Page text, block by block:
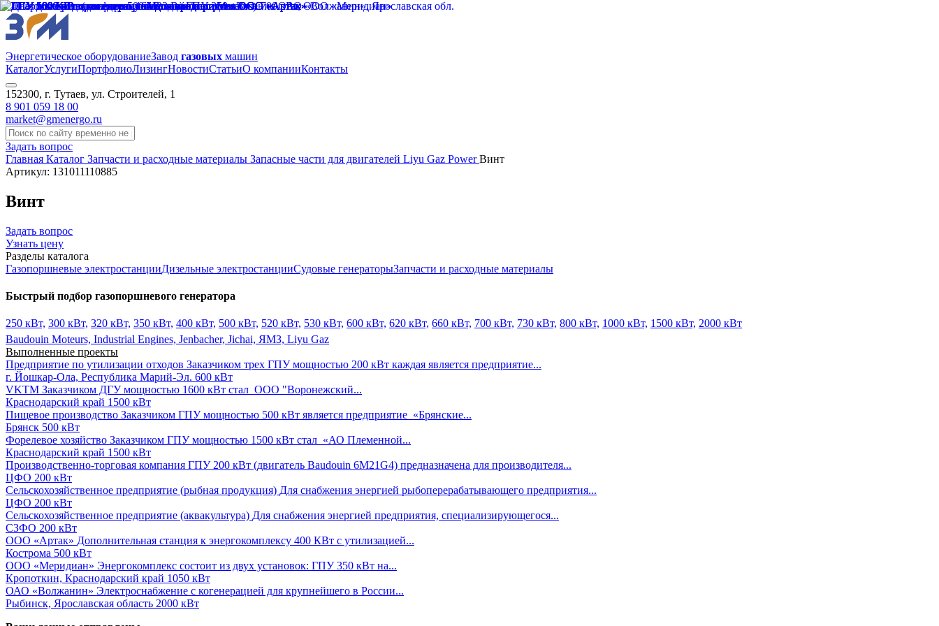
Энергетическое оборудованиеЗавод газовых машин
КаталогУслугиПортфолиоЛизингНовостиСтатьиО компанииКонтакты
152300, г. Тутаев, ул. Строителей, 1
8 901 059 18 00
market@gmenergo.ru
Задать вопрос
Главная Каталог Запчасти и расходные материалы Запасные части для двигателей Liyu Gaz PowerВинт
Артикул: 131011110885
Винт
Задать вопрос
Узнать цену
Разделы каталога
Газопоршневые электростанцииДизельные электростанцииСудовые генераторыЗапчасти и расходные материалы
Быстрый подбор газопоршневого генератора
250 кВт, 300 кВт, 320 кВт, 350 кВт, 400 кВт, 500 кВт, 520 кВт, 530 кВт, 600 кВт, 620 кВт, 660 кВт, 700 кВт, 730 кВт, 800 кВт, 1000 кВт, 1500 кВт, 2000 кВт
Baudouin Moteurs, Industrial Engines, Jenbacher, Jichai, ЯМЗ, Liyu Gaz
Выполненные проекты
Предприятие по утилизации отходов Заказчиком трех ГПУ мощностью 200 кВт каждая является предприятие...
г. Йошкар-Ола, Республика Марий-Эл. 600 кВт
VKTM Заказчиком ДГУ мощностью 1600 кВт стал ООО "Воронежский...
Краснодарский край 1500 кВт
Пищевое производство Заказчиком ГПУ мощностью 500 кВт является предприятие «Брянские...
Брянск 500 кВт
Форелевое хозяйство Заказчиком ГПУ мощностью 1500 кВт стал «АО Племенной...
Краснодарский край 1500 кВт
Производственно-торговая компания ГПУ 200 кВт (двигатель Baudouin 6M21G4) предназначена для производителя...
ЦФО 200 кВт
Сельскохозяйственное предприятие (рыбная продукция) Для снабжения энергией рыбоперерабатывающего предприятия...
ЦФО 200 кВт
Сельскохозяйственное предприятие (аквакультура) Для снабжения энергией предприятия, специализирующегося...
СЗФО 200 кВт
ООО «Артак» Дополнительная станция к энергокомплексу 400 КВт с утилизацией...
Кострома 500 кВт
ООО «Меридиан» Энергокомплекс состоит из двух установок: ГПУ 350 кВт на...
Кропоткин, Краснодарский край 1050 кВт
ОАО «Волжанин» Электроснабжение с когенерацией для крупнейшего в России...
Рыбинск, Ярославская область 2000 кВт